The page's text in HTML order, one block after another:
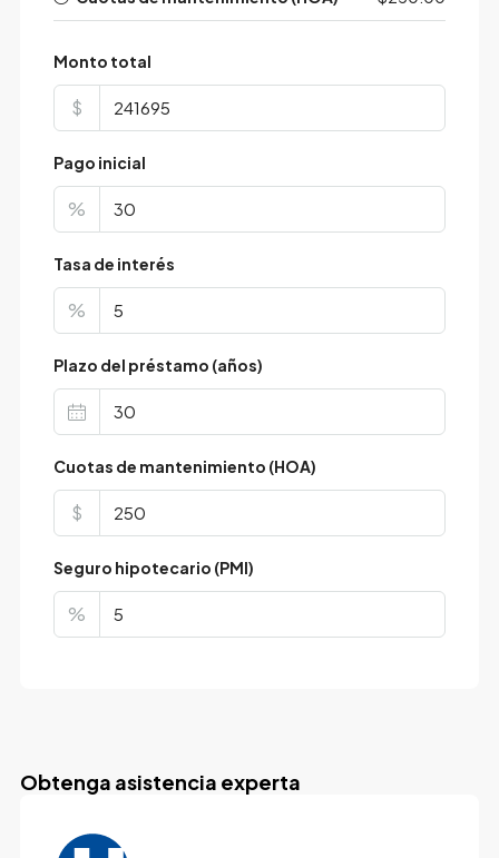
Monto total
$
Pago inicial
%
Tasa de interés
%
Plazo del préstamo (años)
Cuotas de mantenimiento (HOA)
$
Seguro hipotecario (PMI)
%
Obtenga asistencia experta